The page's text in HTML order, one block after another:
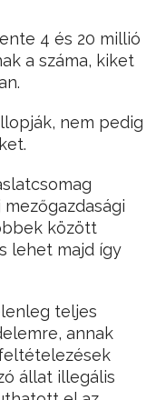
4 és 20 millió
a száma, kiket
nem pedig
között
lehet majd így
teljes
annak
állat illegális